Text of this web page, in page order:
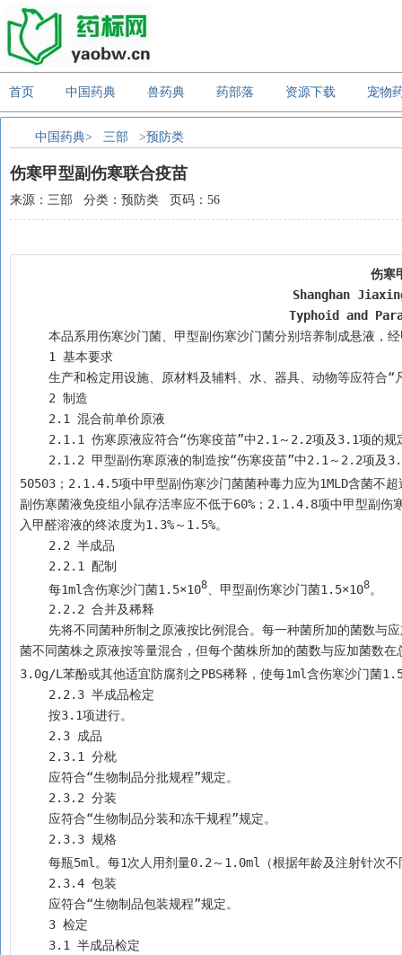
首页 中国药典 兽药典 药部落 资源下载 宠物
中国药典> 三部 >预防类
伤寒甲型副伤寒联合疫苗
来源：三部 分类：预防类 页码：56
伤寒
Shanghan
Typhoid and
本品系用伤寒沙门菌、甲型副伤寒沙门菌分别培养制成悬液
    1 基本要求
    2 制造
    2.1 混合前单价原液
2.1.1 伤寒原液应符合“伤寒疫苗”中2.1～2.2项及3.1项的规
50503；2.1.4.5项中甲型副伤寒沙门菌菌种毒力应为1MLD含菌不
副伤寒菌液免疫组小鼠存活率应不低于60%；2.1.4.8项中甲型副
入甲醛溶液的终浓度为1.3%～1.5%。
    2.2 半成品
    2.2.1 配制
    每1ml含伤寒沙门菌1.5×10
8 、甲型副伤寒沙门菌1.5×108。
    2.2.2 合并及稀释
菌不同菌株之原液按等量混合，但每个菌株所加的菌数与应加菌数
3.0g/L苯酚或其他适宜防腐剂之PBS稀释，使每1ml含伤寒沙门菌
    2.2.3 半成品检定
    按3.1项进行。
    2.3 成品
    2.3.1 分枇
    应符合“生物制品分批规程”规定。
    2.3.2 分装
    应符合“生物制品分装和冻干规程”规定。
    2.3.3 规格
每瓶5ml。每1次人用剂量0.2～1.0ml（根据年龄及注射针
    2.3.4 包装
    应符合“生物制品包装规程”规定。
    3 检定
    3.1 半成品检定